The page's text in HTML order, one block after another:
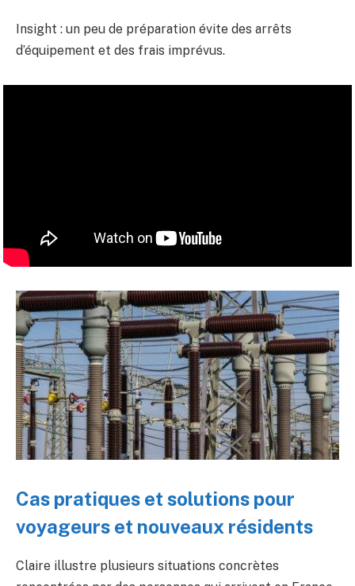
Insight : un peu de préparation évite des arrêts
d’équipement et des frais imprévus.
Cas pratiques et solutions pour
voyageurs et nouveaux résidents
Claire illustre plusieurs situations concrètes